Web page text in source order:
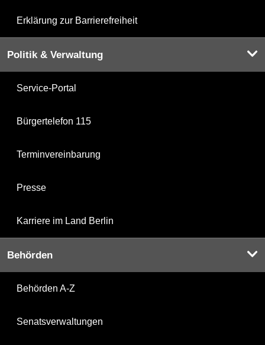
Erklärung zur Barrierefreiheit
Politik & Verwaltung
Service-Portal
Bürgertelefon 115
Terminvereinbarung
Presse
Karriere im Land Berlin
Behörden
Behörden A-Z
Senatsverwaltungen